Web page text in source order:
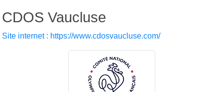
CDOS Vaucluse
Site internet : https://www.cdosvaucluse.com/